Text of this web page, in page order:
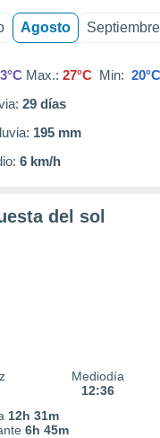
Agosto Septiembre
Max.: 27°C Min: 20°C
29 días
195 mm
6 km/h
del sol
Mediodía
12:36
12h 31m
6h 45m